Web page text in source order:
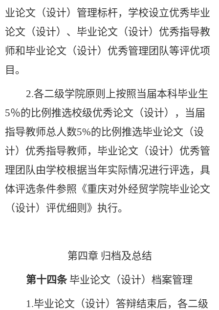
业论文（设计）管理标杆，学校设立优秀毕业
论文（设计）、毕业论文（设计）优秀指导教
师和毕业论文（设计）优秀管理团队等评优项
目。
2.各二级学院原则上按照当届本科毕业生
5％的比例推选校级优秀论文（设计），当届
指导教师总人数5%的比例推选毕业论文（设
计）优秀指导教师，毕业论文（设计）优秀管
理团队由学校根据当年实际情况进行评选，具
体评选条件参照《重庆对外经贸学院毕业论文
（设计）评优细则》执行。
第四章 归档及总结
第十四条 毕业论文（设计）档案管理
1.毕业论文（设计）答辩结束后，各二级